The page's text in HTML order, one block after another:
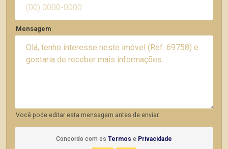
Mensagem
Você pode editar esta mensagem antes de enviar.
Concordo com os Termos e Privacidade